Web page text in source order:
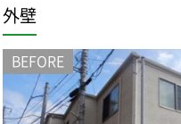
外壁
BEFORE